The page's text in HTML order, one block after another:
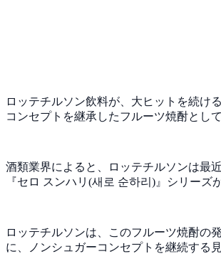
ロッテチルソン飲料が、大ヒットを続け
コンセプトを継承したフルーツ焼酎とし
酒類業界によると、ロッテチルソンは最
『セロ スンハリ(새로 순하리)』シリー
ロッテチルソンは、このフルーツ焼酎の
に、ノンシュガーコンセプトを継続する見